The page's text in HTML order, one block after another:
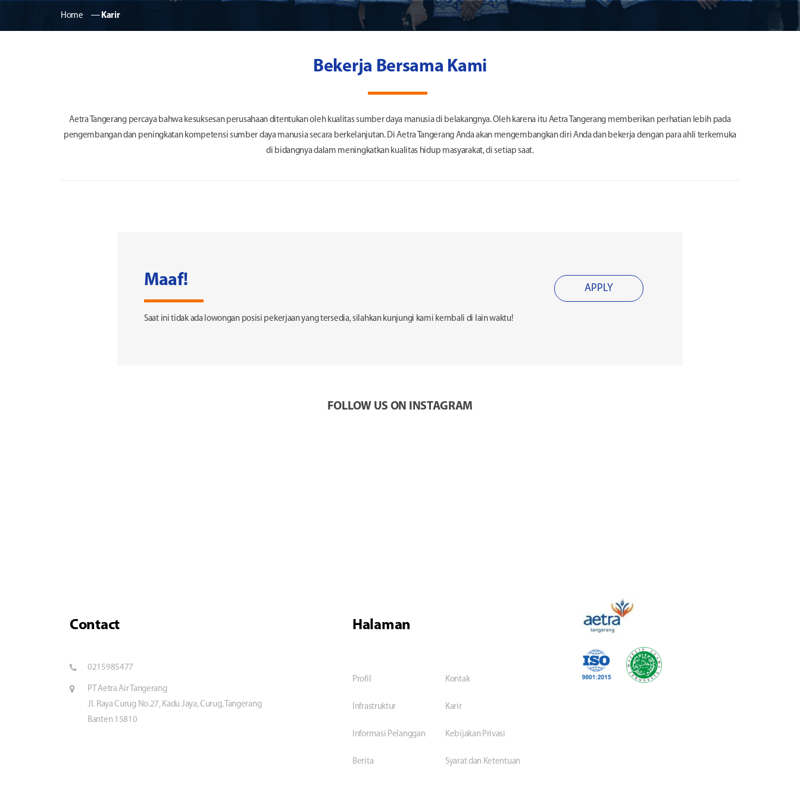
Home ― Karir
Bekerja Bersama Kami
Aetra Tangerang percaya bahwa kesuksesan perusahaan ditentukan oleh kualitas sumber daya manusia di belakangnya. Oleh karena itu Aetra Tangerang memberikan perhatian lebih pada
pengembangan dan peningkatan kompetensi sumber daya manusia secara berkelanjutan. Di Aetra Tangerang Anda akan mengembangkan diri Anda dan bekerja dengan para ahli terkemuka
di bidangnya dalam meningkatkan kualitas hidup masyarakat, di setiap saat.
Maaf!
Saat ini tidak ada lowongan posisi pekerjaan yang tersedia, silahkan kunjungi kami kembali di lain waktu!
APPLY
FOLLOW US ON INSTAGRAM
Contact
0215985477
PT Aetra Air Tangerang
Jl. Raya Curug No.27, Kadu Jaya, Curug, Tangerang
Banten 15810
Halaman
Profil
Infrastruktur
Informasi Pelanggan
Berita
Kontak
Karir
Kebijakan Privasi
Syarat dan Ketentuan